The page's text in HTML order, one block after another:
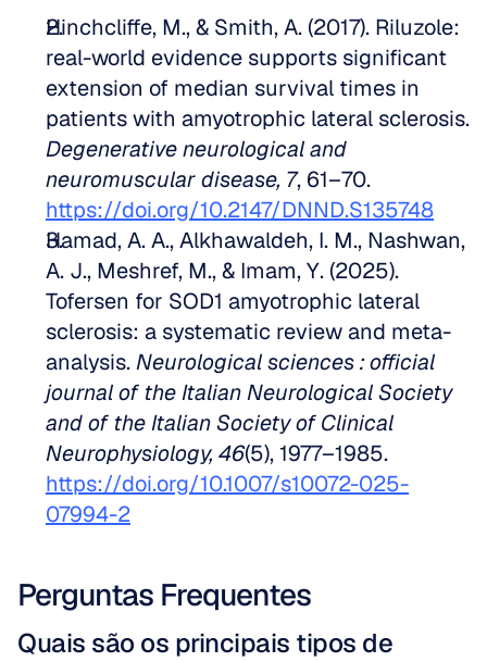
Hinchcliffe, M., & Smith, A. (2017). Riluzole:
real-world evidence supports significant
extension of median survival times in
Degenerative neurological and
neuromuscular disease, 7
https://doi.org/10.2147/DNND.S135748
Hamad, A. A., Alkhawaldeh, I. M., Nashwan,
A. J., Meshref, M., & Imam, Y. (2025).
Tofersen for SOD1 amyotrophic lateral
sclerosis: a systematic review and meta-
analysis. Neurological sciences : official
journal of the Italian Neurological Society
and of the Italian Society of Clinical
Neurophysiology, 46
https://doi.org/10.1007/s10072-025-
07994-2
Perguntas Frequentes
Quais são os principais tipos de